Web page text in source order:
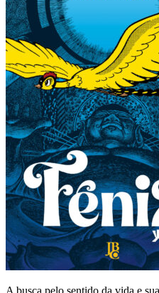
A busca pelo sentido da vida e